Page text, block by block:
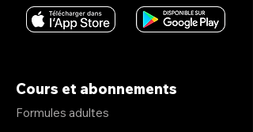
Cours et abonnements
Formules adultes